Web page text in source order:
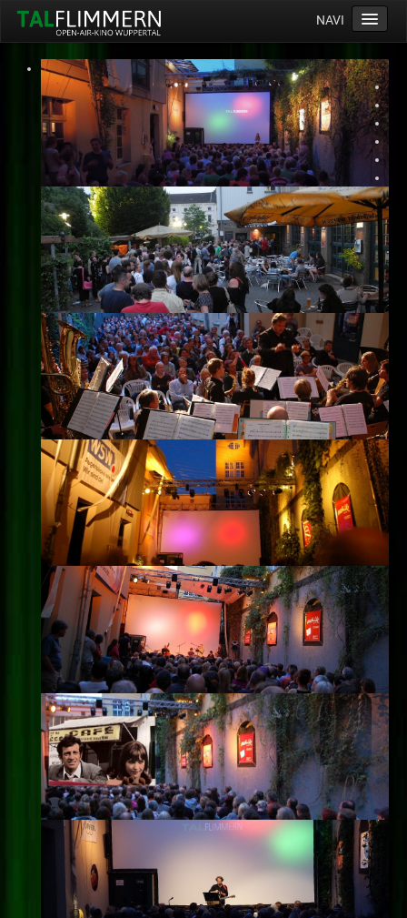
NAVI
Home
Programm
Service
Ticketinfos
Ort
Anreise
Wetter
Kinogutschein
Konzept
Archiv
Kontakt
Impressum
Datenschutz